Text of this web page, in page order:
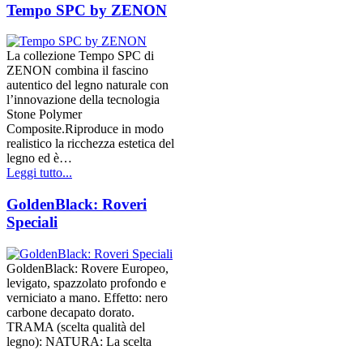
Tempo SPC by ZENON
La collezione Tempo SPC di
ZENON combina il fascino
autentico del legno naturale con
l’innovazione della tecnologia
Stone Polymer
Composite.Riproduce in modo
realistico la ricchezza estetica del
legno ed è…
Leggi tutto...
GoldenBlack: Roveri
Speciali
GoldenBlack: Rovere Europeo,
levigato, spazzolato profondo e
verniciato a mano. Effetto: nero
carbone decapato dorato.
TRAMA (scelta qualità del
legno): NATURA: La scelta